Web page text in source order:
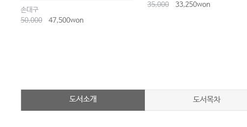
손대구
50,000
47,500won
35,000
33,250won
도서소개 도서목차